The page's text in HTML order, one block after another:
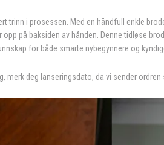
trinn i prosessen. Med en håndfull enkle
på baksiden av hånden. Denne tidløse
for både smarte nybegynnere og
merk deg lanseringsdato, da vi sender ordren